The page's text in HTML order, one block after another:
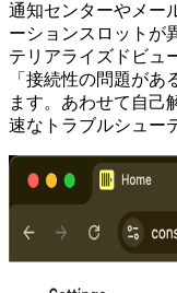
通知センターやメー
ーションスロットが
テリアライズドビュ
「接続性の問題が
ます。あわせて自己
速なトラブルシュー